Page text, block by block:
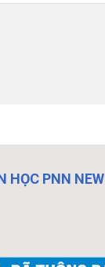
HỌC PNN NEW